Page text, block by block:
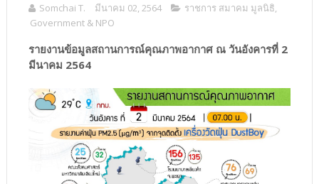
Somchai T. มีนาคม 02, 2564 ราชการ สมาคม มูลนิธิ,
Government & NPO
รายงานข้อมูลสถานการณ์คุณภาพอากาศ ณ วันอังคารที่ 2
มีนาคม 2564